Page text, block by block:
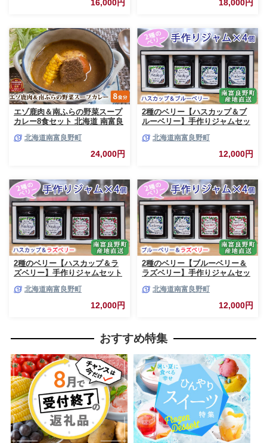
16,000円 18,000円
エゾ鹿肉＆南ふらの野菜スープ
カレー8食セット 北海道 南富良
スープカレー セット 詰合せ 加
北海道南富良野町
24,000円
2種のベリー【ハスカップ＆ブ
ルーベリー】手作りジャムセッ
ャム ベリー ハスカップ ブルー
北海道南富良野町
12,000円
2種のベリー【ハスカップ＆ラ
ズベリー】手作りジャムセット
ム ベリー ハスカップ ラズベリ
ー ソース カシス てんさい糖 無
農薬 ポリフェノール 鉄分 ビタ
北海道南富良野町
12,000円
2種のベリー【ブルーベリー＆
ラズベリー】手作りジャムセッ
ャム ベリー ブルーベリー ラズ
ベリー ソース カシス 果実 てん
北海道南富良野町
12,000円
おすすめ特集